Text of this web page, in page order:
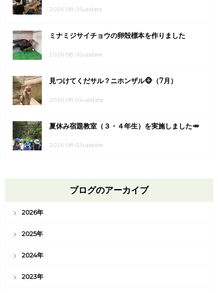
2026.08.05update
ミナミジサイチョウの卵殻標本を作りました
2026.08.05update
見つけてくだサル？ニホンザル🐵（7月）
2026.08.04update
夏休み宿題教室（３・４年生）を実施しました🥕
2026.08.03update
ブログのアーカイブ
2026年
2025年
2024年
2023年